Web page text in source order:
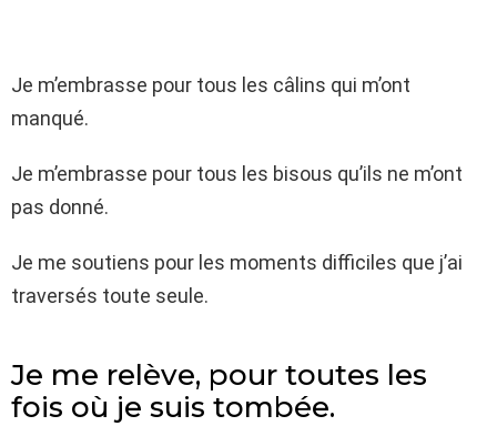
Je m’embrasse pour tous les câlins qui m’ont
manqué.
Je m’embrasse pour tous les bisous qu’ils ne m’ont
pas donné.
Je me soutiens pour les moments difficiles que j’ai
traversés toute seule.
Je me relève, pour toutes les
fois où je suis tombée.